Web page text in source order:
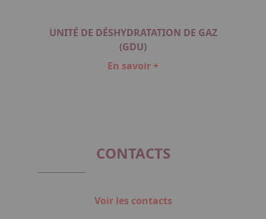
UNITÉ DE DÉSHYDRATATION DE GAZ
(GDU)
En savoir +
CONTACTS
Voir les contacts